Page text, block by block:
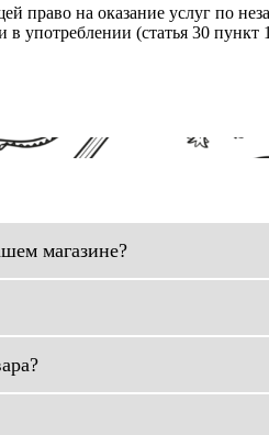
право на оказание услуг по
в употреблении (статья 30
магазине?